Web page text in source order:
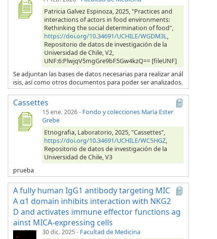
Patricia Galvez Espinoza, 2025, "Practices and
interactions of actors in food environments:
Rethinking the social determination of food",
https://doi.org/10.34691/UCHILE/WGDM3L,
Repositorio de datos de investigación de la
Universidad de Chile, V2,
UNF:6:PlwjqV5mgGre9bF5Gw4kzQ== [fileUNF]
Se adjuntan las bases de datos necesarias para realizar anál
isis, así como otros documentos para poder ser analizados.
Cassettes
15 ene. 2026- Fondo y colecciones María Ester
Grebe
Etnografia, Laboratorio, 2025, "Cassettes",
https://doi.org/10.34691/UCHILE/WC5HGZ,
Repositorio de datos de investigación de la
Universidad de Chile, V3
prueba
A fully human IgG1 antibody targeting MIC
A α1 domain inhibits interaction with NKG2
D and activates immune effector functions ag
ainst MICA-expressing cells
30 dic. 2025- Facultad de Medicina